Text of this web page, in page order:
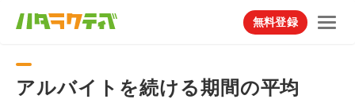
無料登録
アルバイトを続ける期間の平均